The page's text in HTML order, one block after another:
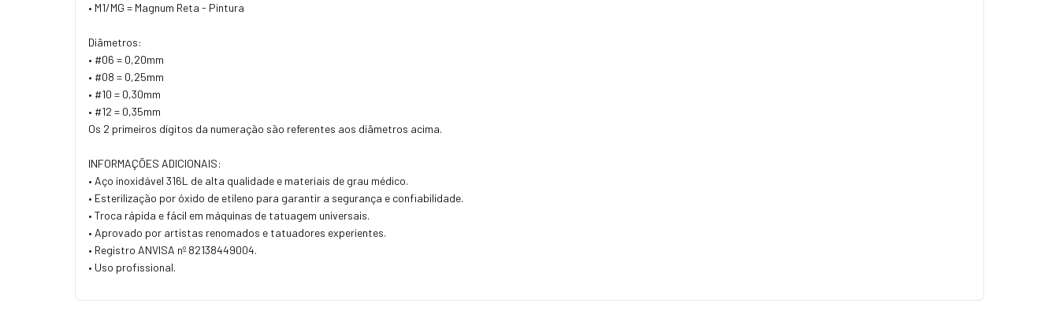
• M1/MG = Magnum Reta - Pintura
Diâmetros:
• #06 = 0,20mm
• #08 = 0,25mm
• #10 = 0,30mm
• #12 = 0,35mm
Os 2 primeiros dígitos da numeração são referentes aos diâmetros acima.
INFORMAÇÕES ADICIONAIS:
• Aço inoxidável 316L de alta qualidade e materiais de grau médico.
• Esterilização por óxido de etileno para garantir a segurança e confiabilidade.
• Troca rápida e fácil em máquinas de tatuagem universais.
• Aprovado por artistas renomados e tatuadores experientes.
• Registro ANVISA nº 82138449004.
• Uso profissional.